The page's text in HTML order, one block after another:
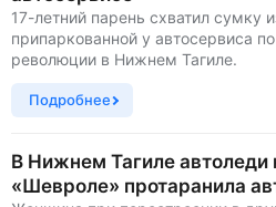
17-летний парень схватил сумку
припаркованной у автосервиса
революции в Нижнем Тагиле.
Подробнее
В Нижнем Тагиле автоледи
«Шевроле» протаранила